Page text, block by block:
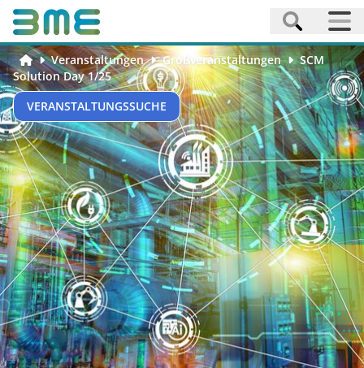
Veranstaltungen Großveranstaltungen
SCM
Solution Day 1/25
VERANSTALTUNGSSUCHE